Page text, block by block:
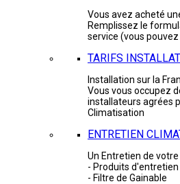
Vous avez acheté
Remplissez le
service (vous
TARIFS
Installation sur la
Vous vous occupez
installateurs agrées
Climatisation
ENTRETIEN
Un Entretien de votre
- Produits d'entretien
- Filtre de Gainable